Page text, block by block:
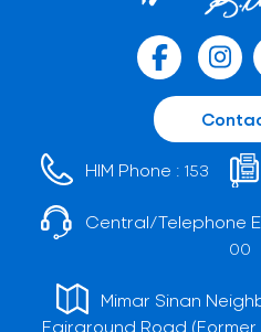
HIM Phone : 153
Central/Telephone
00
Mimar Sinan
Fairground Road